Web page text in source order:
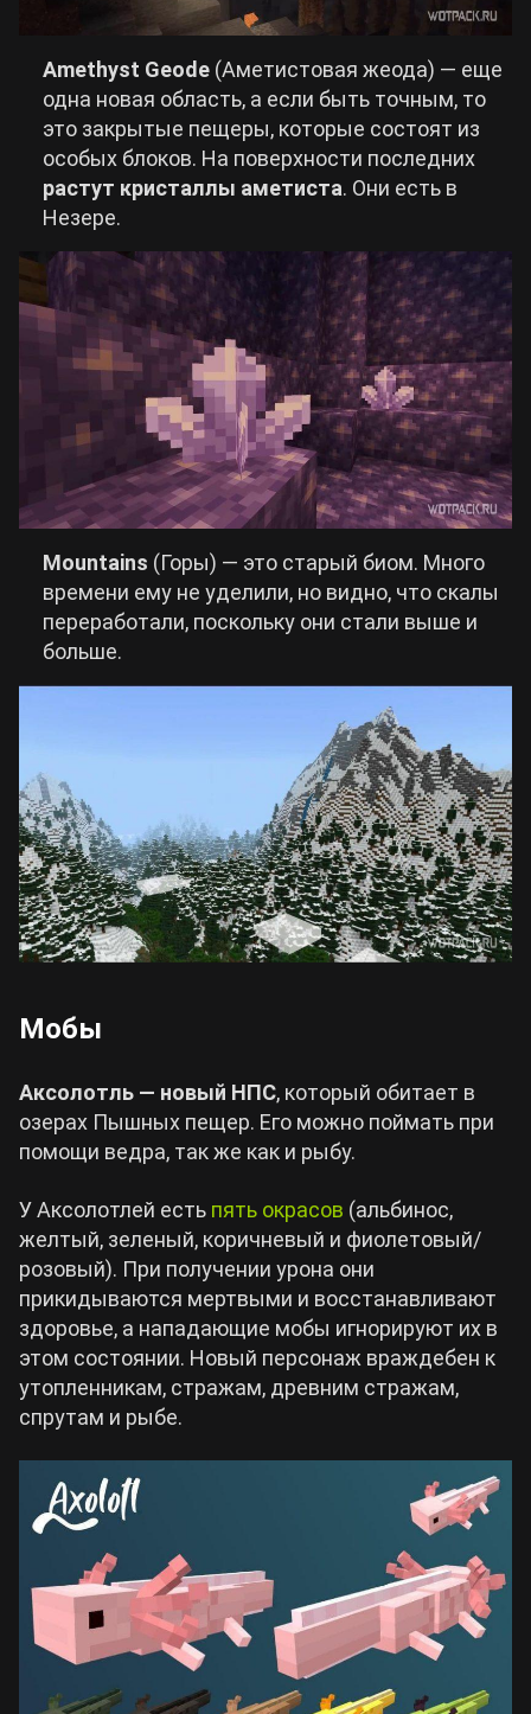
Amethyst Geode (Аметистовая жеода) — еще
одна новая область, а если быть точным, то
это закрытые пещеры, которые состоят из
особых блоков. На поверхности последних
растут кристаллы аметиста. Они есть в
Незере.
Mountains (Горы) — это старый биом. Много
времени ему не уделили, но видно, что скалы
переработали, поскольку они стали выше и
больше.
Мобы
Аксолотль — новый НПС, который обитает в
озерах Пышных пещер. Его можно поймать при
помощи ведра, так же как и рыбу.
У Аксолотлей есть пять окрасов (альбинос,
желтый, зеленый, коричневый и фиолетовый/
розовый). При получении урона они
прикидываются мертвыми и восстанавливают
здоровье, а нападающие мобы игнорируют их в
этом состоянии. Новый персонаж враждебен к
утопленникам, стражам, древним стражам,
спрутам и рыбе.